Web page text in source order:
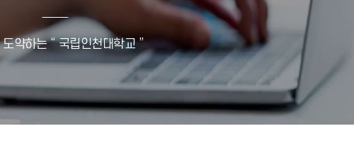
도약하는 “ 국립인천대학교 ”